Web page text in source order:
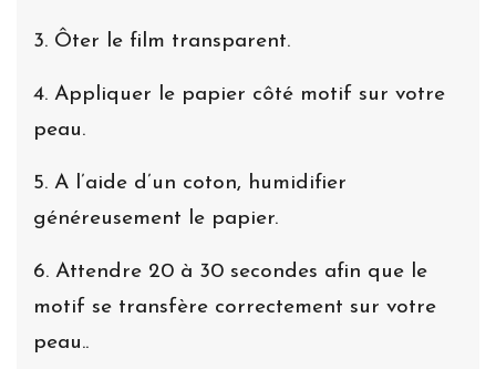
3. Ôter le film transparent.
4. Appliquer le papier côté motif sur votre
peau.
5. A l’aide d’un coton, humidifier
généreusement le papier.
6. Attendre 20 à 30 secondes afin que le
motif se transfère correctement sur votre
peau..